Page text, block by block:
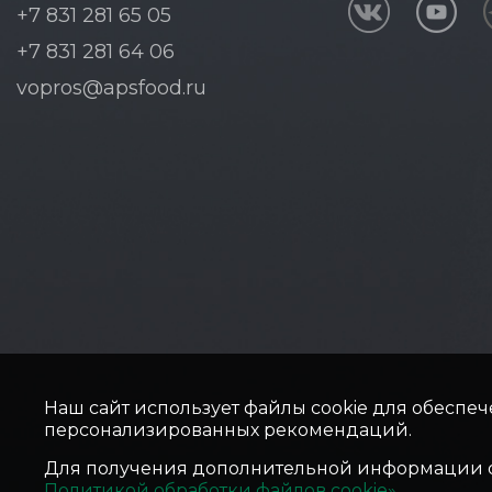
+7 831 281 65 05
+7 831 281 64 06
vopros@apsfood.ru
Наш сайт использует файлы cookie для
персонализированных рекомендаций.
Для получения дополнительной информации